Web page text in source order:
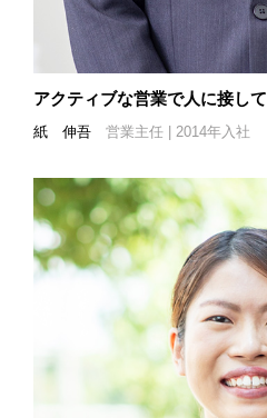
アクティブな営業で人に接して
紙 伸吾 営業主任 | 2014年入社